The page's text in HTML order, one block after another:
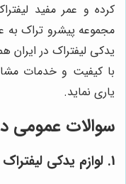
کرده و عمر مفید
مجموعه پیشرو تراک به
یدکی لیفتراک در ایران
با کیفیت و خدمات
یاری نماید.
سوالات عمومی
1. لوازم یدکی لیفتراک شامل چه قطعاتی می‌شود؟